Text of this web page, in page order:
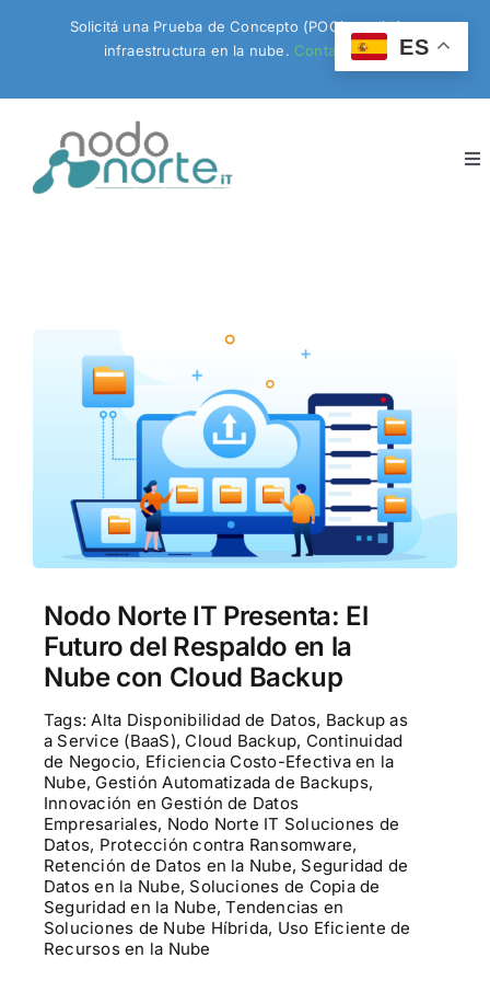
Solicitá una Prueba de Concepto (POC) y validá tu
infraestructura en la nube. Contactanos!
Productos
Contactenos
Nodo Norte IT Presenta: El
Futuro del Respaldo en la
Nube con Cloud Backup
Tags:Alta Disponibilidad de Datos, Backup as
a Service (BaaS), Cloud Backup, Continuidad
de Negocio, Eficiencia Costo-Efectiva en la
Nube, Gestión Automatizada de Backups,
Innovación en Gestión de Datos
Empresariales, Nodo Norte IT Soluciones de
Datos, Protección contra Ransomware,
Retención de Datos en la Nube, Seguridad de
Datos en la Nube, Soluciones de Copia de
Seguridad en la Nube,Tendencias en
Soluciones de Nube Híbrida, Uso Eficiente de
Recursos en la Nube
ES